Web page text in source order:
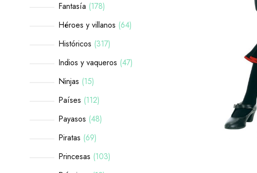
Fantasía 178
Héroes y villanos 64
Históricos 317
Indios y vaqueros 47
Ninjas 15
Países 112
Payasos 48
Piratas 69
Princesas 103